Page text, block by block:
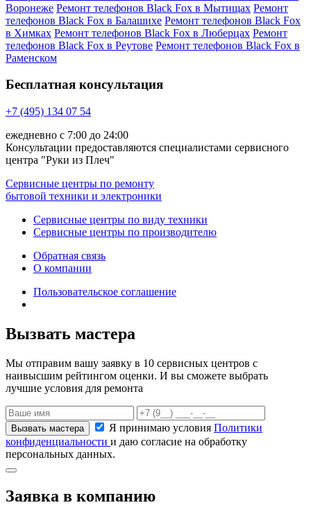
Воронеже Ремонт телефонов Black Fox в Мытищах Ремонт
телефонов Black Fox в Балашихе Ремонт телефонов Black Fox
в Химках Ремонт телефонов Black Fox в Люберцах Ремонт
телефонов Black Fox в Реутове Ремонт телефонов Black Fox в
Раменском
Бесплатная консультация
+7 (495) 134 07 54
ежедневно с 7:00 до 24:00
Консультации предоставляются специалистами сервисного
центра "Руки из Плеч"
Сервисные центры по ремонту
бытовой техники и электроники
Сервисные центры по виду техники
Сервисные центры по производителю
Обратная связь
О компании
Пользовательское соглашение
Вызвать мастера
Мы отправим вашу заявку в 10 сервисных центров с
наивысшим рейтингом оценки. И вы сможете выбрать
лучшие условия для ремонта
Я принимаю условия Политики
конфиденциальности и даю согласие на обработку
персональных данных.
Заявка в компанию